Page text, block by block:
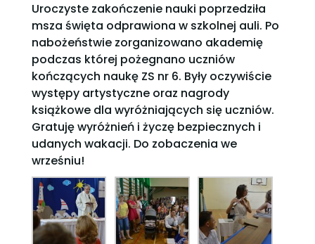
Uroczyste zakończenie nauki poprzedziła
msza święta odprawiona w szkolnej auli. Po
nabożeństwie zorganizowano akademię
podczas której pożegnano uczniów
kończących naukę ZS nr 6. Były oczywiście
występy artystyczne oraz nagrody
książkowe dla wyróżniających się uczniów.
Gratuję wyróżnień i życzę bezpiecznych i
udanych wakacji. Do zobaczenia we
wrześniu!